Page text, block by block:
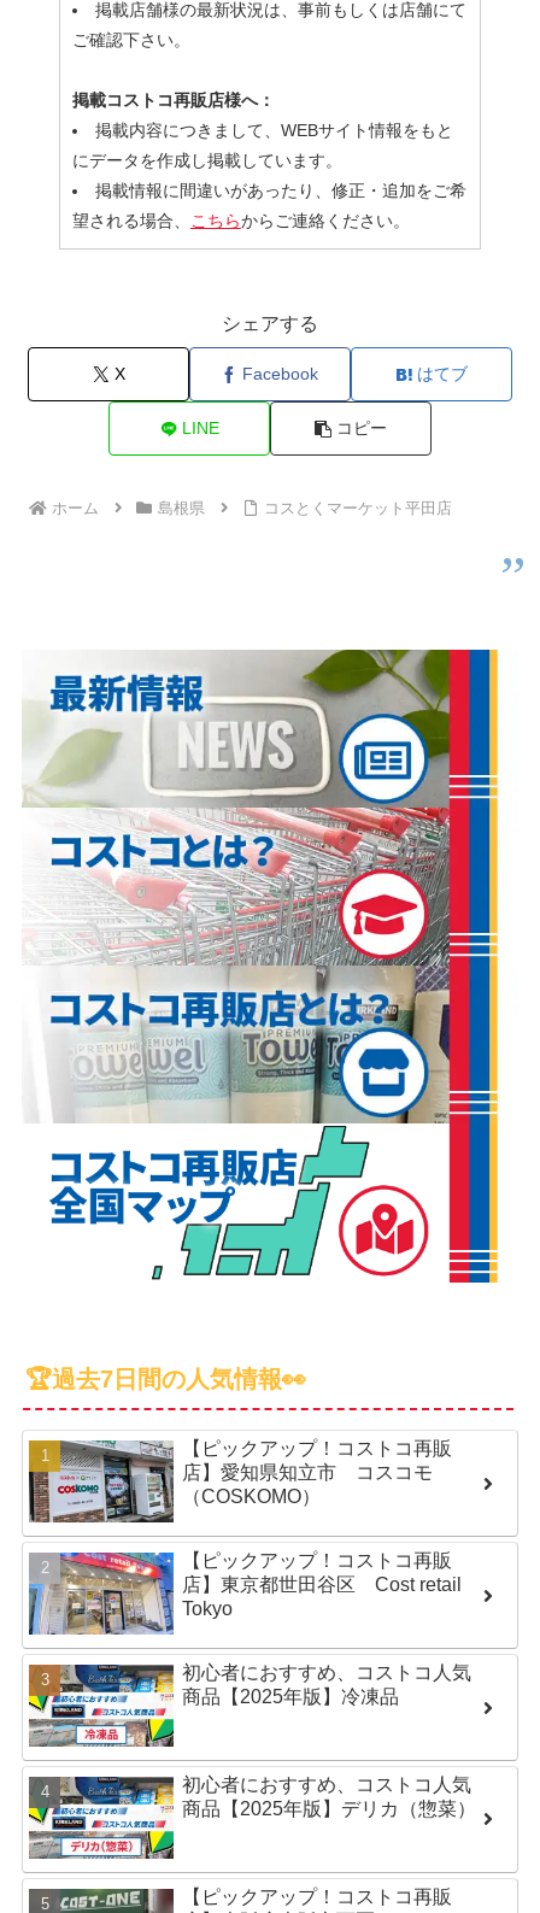
掲載店舗様の最新状況は、事前もしくは店舗にて
ご確認下さい。
掲載コストコ再販店様へ：
掲載内容につきまして、WEBサイト情報をもと
にデータを作成し掲載しています。
掲載情報に間違いがあったり、修正・追加をご希
望される場合、 こちらからご連絡ください。
シェアする
X Facebook はてブ
LINE コピー
ホーム 島根県 コスとくマーケット平田店
🏆過去7日間の人気情報👀
【ピックアップ！コストコ再販
店】愛知県知立市 コスコモ
（COSKOMO）
【ピックアップ！コストコ再販
店】東京都世田谷区 Cost retail
Tokyo
初心者におすすめ、コストコ人気
商品【2025年版】冷凍品
初心者におすすめ、コストコ人気
商品【2025年版】デリカ（惣菜）
【ピックアップ！コストコ再販